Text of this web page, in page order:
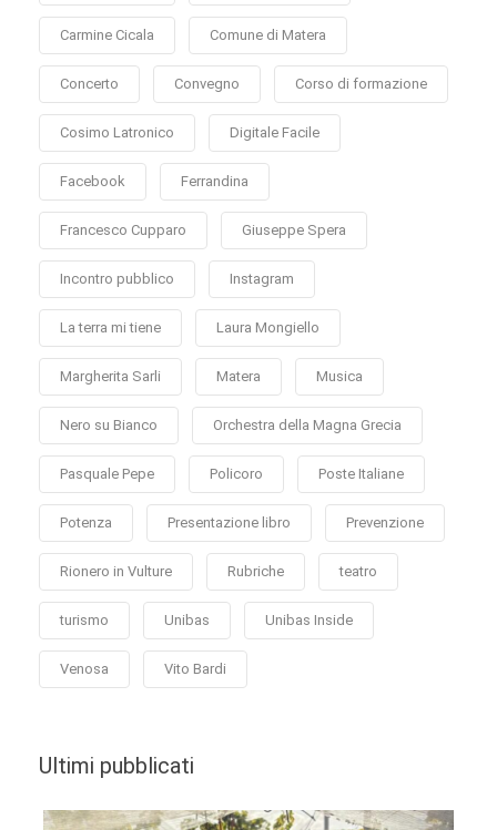
Carmine Cicala Comune di Matera
Concerto Convegno Corso di formazione
Cosimo Latronico Digitale Facile
Facebook Ferrandina
Francesco Cupparo Giuseppe Spera
Incontro pubblico Instagram
La terra mi tiene Laura Mongiello
Margherita Sarli Matera Musica
Nero su Bianco Orchestra della Magna Grecia
Pasquale Pepe Policoro Poste Italiane
Potenza Presentazione libro Prevenzione
Rionero in Vulture Rubriche teatro
turismo Unibas Unibas Inside
Venosa Vito Bardi
Ultimi pubblicati